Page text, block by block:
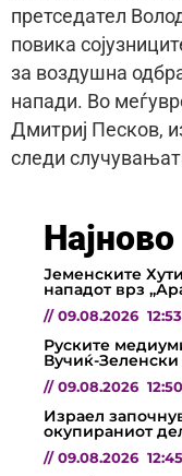
претседател
повика
за воздушна
напади. Во
Дмитриј Песков,
следи
Најново
Јеменските
нападот врз
// 09.08.2026 12:53
Руските
Вучиќ-
// 09.08.2026 12:50
Израел
окупираниот
// 09.08.2026 12:45